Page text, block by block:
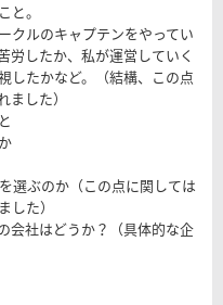
と。
クルのキャプテンをやってい
労したか、私が運営していく
したかなど。（結構、この点
した）
選ぶのか（この点に関しては
した）
会社はどうか？（具体的な企